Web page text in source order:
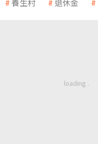
養生村 退休金